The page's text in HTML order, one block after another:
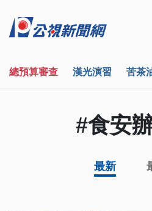
總預算審查 漢光演習 苦茶
#食安
最新